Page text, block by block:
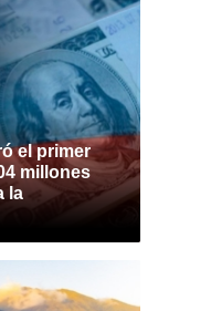
el primer
millones
la